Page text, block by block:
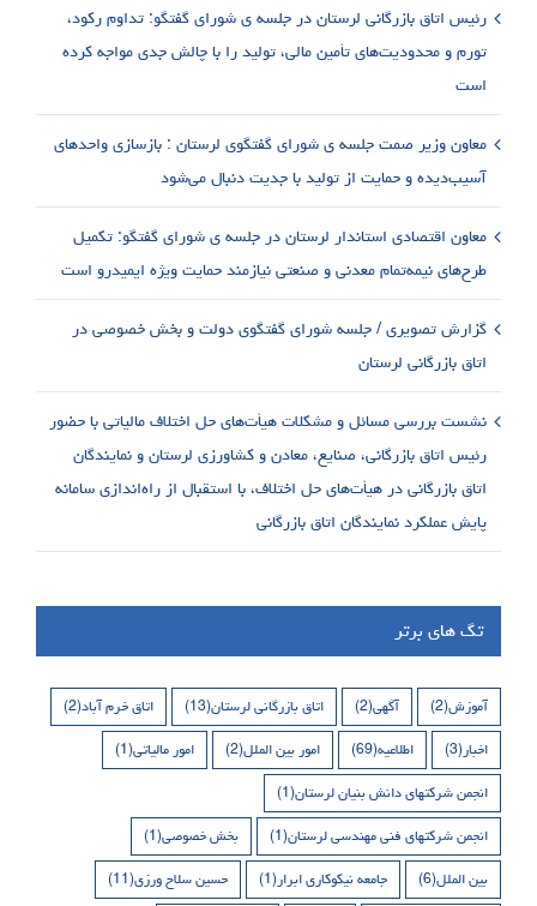
رئیس اتاق بازرگانی لرستان در جلسه ی شورای گفتگو: تداوم رکود،
تورم و محدودیت‌های تأمین مالی، تولید را با چالش جدی مواجه کرده
است
معاون وزیر صمت جلسه ی شورای گفتگوی لرستان : بازسازی واحدهای
آسیب‌دیده و حمایت از تولید با جدیت دنبال می‌شود
معاون اقتصادی استاندار لرستان در جلسه ی شورای گفتگو: تکمیل
طرح‌های نیمه‌تمام معدنی و صنعتی نیازمند حمایت ویژه ایمیدرو است
گزارش تصویری / جلسه شورای گفتگوی دولت و بخش خصوصی در
اتاق بازرگانی لرستان
نشست بررسی مسائل و مشکلات هیأت‌های حل اختلاف مالیاتی با حضور
رئیس اتاق بازرگانی، صنایع، معادن و کشاورزی لرستان و نمایندگان
اتاق بازرگانی در هیأت‌های حل اختلاف، با استقبال از راه‌اندازی سامانه
پایش عملکرد نمایندگان اتاق بازرگانی
تگ های برتر
آموزش(2) آگهی(2) اتاق بازرگانی لرستان(13) اتاق خرم آباد(2)
اخبار(3) اطلاعیه(69) امور بین الملل(2) امور مالیاتی(1)
انجمن شرکتهای دانش بنیان لرستان(1)
انجمن شرکتهای فنی مهندسی لرستان(1) بخش خصوصی(1)
بین الملل(6) جامعه نیکوکاری ابرار(1) حسین سلاح ورزی(11)